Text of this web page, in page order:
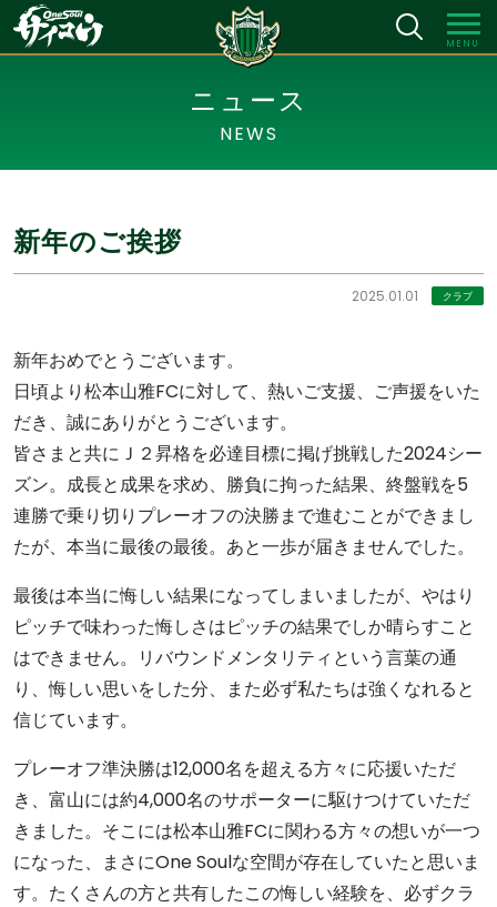
MENU
ニュース
NEWS
新年のご挨拶
2025.01.01 クラブ
新年おめでとうございます。
日頃より松本山雅FCに対して、熱いご支援、ご声援をいた
だき、誠にありがとうございます。
皆さまと共にＪ２昇格を必達目標に掲げ挑戦した2024シー
ズン。成長と成果を求め、勝負に拘った結果、終盤戦を5
連勝で乗り切りプレーオフの決勝まで進むことができまし
たが、本当に最後の最後。あと一歩が届きませんでした。
最後は本当に悔しい結果になってしまいましたが、やはり
ピッチで味わった悔しさはピッチの結果でしか晴らすこと
はできません。リバウンドメンタリティという言葉の通
り、悔しい思いをした分、また必ず私たちは強くなれると
信じています。
プレーオフ準決勝は12,000名を超える方々に応援いただ
き、富山には約4,000名のサポーターに駆けつけていただ
きました。そこには松本山雅FCに関わる方々の想いが一つ
になった、まさにOne Soulな空間が存在していたと思いま
す。たくさんの方と共有したこの悔しい経験を、必ずクラ